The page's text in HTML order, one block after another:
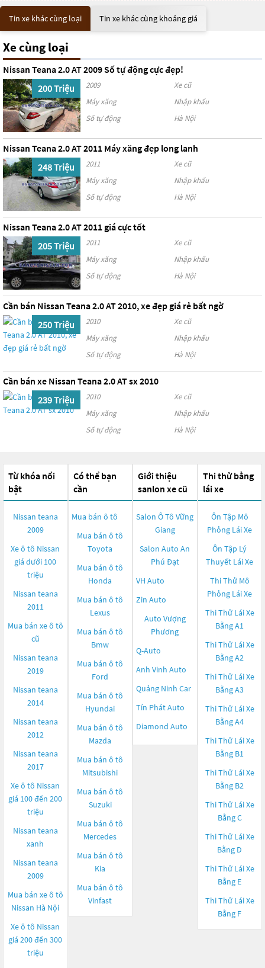
Tin xe khác cùng loại Tin xe khác cùng khoảng giá
Xe cùng loại
Nissan Teana 2.0 AT 2009 Số tự động cực đẹp!
200 Triệu
2009
Xe cũ
Máy xăng
Nhập khẩu
Số tự động
Hà Nội
Nissan Teana 2.0 AT 2011 Máy xăng đẹp long lanh
248 Triệu
2011
Xe cũ
Máy xăng
Nhập khẩu
Số tự động
Hà Nội
Nissan Teana 2.0 AT 2011 giá cực tốt
205 Triệu
2011
Xe cũ
Máy xăng
Nhập khẩu
Số tự động
Hà Nội
Cần bán Nissan Teana 2.0 AT 2010, xe đẹp giá rẻ bất ngờ
250 Triệu
2010
Xe cũ
Máy xăng
Nhập khẩu
Số tự động
Hà Nội
Cần bán xe Nissan Teana 2.0 AT sx 2010
239 Triệu
2010
Xe cũ
Máy xăng
Nhập khẩu
Số tự động
Hà Nội
Từ khóa nổi
bật
Nissan teana
2009
Xe ô tô Nissan
giá dưới 100
triệu
Nissan teana
2011
Mua bán xe ô tô
cũ
Nissan teana
2019
Nissan teana
2014
Nissan teana
2012
Nissan teana
2017
Xe ô tô Nissan
giá 100 đến 200
triệu
Nissan teana
xanh
Nissan teana
2009
Mua bán xe ô tô
Nissan Hà Nội
Xe ô tô Nissan
giá 200 đến 300
triệu
Có thể bạn
cần
Mua bán ô tô
Mua bán ô tô
Toyota
Mua bán ô tô
Honda
Mua bán ô tô
Lexus
Mua bán ô tô
Bmw
Mua bán ô tô
Ford
Mua bán ô tô
Hyundai
Mua bán ô tô
Mazda
Mua bán ô tô
Mitsubishi
Mua bán ô tô
Suzuki
Mua bán ô tô
Mercedes
Mua bán ô tô
Kia
Mua bán ô tô
Vinfast
Giới thiệu
sanlon xe cũ
Salon Ô Tô Vững
Giang
Salon Auto An
Phú Đạt
VH Auto
Zin Auto
Auto Vượng
Phương
Q-Auto
Anh Vinh Auto
Quảng Ninh Car
Tín Phát Auto
Diamond Auto
Thi thử bằng
lái xe
Ôn Tập Mô
Phỏng Lái Xe
Ôn Tập Lý
Thuyết Lái Xe
Thi Thử Mô
Phỏng Lái Xe
Thi Thử Lái Xe
Bằng A1
Thi Thử Lái Xe
Bằng A2
Thi Thử Lái Xe
Bằng A3
Thi Thử Lái Xe
Bằng A4
Thi Thử Lái Xe
Bằng B1
Thi Thử Lái Xe
Bằng B2
Thi Thử Lái Xe
Bằng C
Thi Thử Lái Xe
Bằng D
Thi Thử Lái Xe
Bằng E
Thi Thử Lái Xe
Bằng F